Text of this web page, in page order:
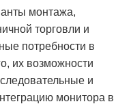
монтажа,
торговли и
потребности в
их возможности
и
монитора в